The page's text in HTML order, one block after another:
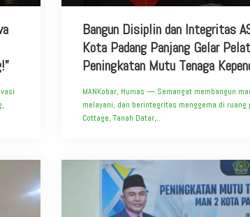
Bangun Disiplin dan Integritas
Kota Padang Panjang Gelar
Peningkatan Mutu Tenaga
MANKobar, Humas — Semangat membangun
melayani, dan berintegritas menggema di ruang
Cottage, Tanah Datar,..